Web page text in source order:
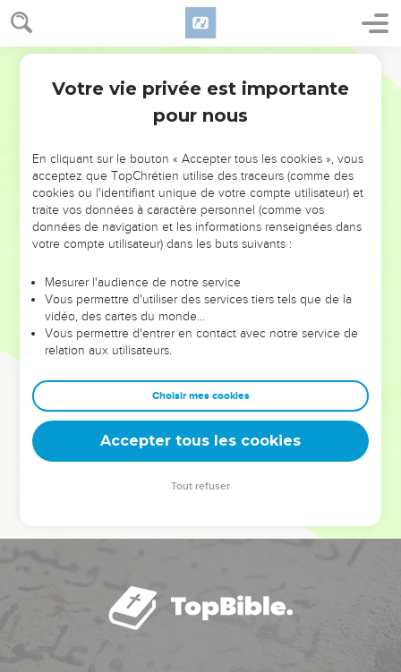
NE MANQUEZ PAS L’ÉVÉNEMENT
DE L’ANNÉE !
ET SI LEURS ERREURS POUVAIENT VOUS ÉVITER LES
VOTRES ?
leur foi ou leur vision. Mais on voit moins les doutes, les erreurs
et les saisons difficiles qu'ils ont traversés, alors même que ce
sont elles qui les ont façonnés.
Dans cette conférence, leaders, entrepreneurs, et responsables
clés pour avancer avec plus de sagesse afin que leurs erreurs
deviennent vos tremplins. Que vous guidiez un ministère, une
équipe, un groupe ou une famille, leur expérience est faite
Votre vie privée est importante
pour nous
En cliquant sur le bouton « Accepter tous les cookies », vous
acceptez que TopChrétien utilise des traceurs (comme des
cookies ou l'identifiant unique de votre compte utilisateur) et
traite vos données à caractère personnel (comme vos
données de navigation et les informations renseignées dans
votre compte utilisateur) dans les buts suivants :
Mesurer l'audience de notre service
Vous permettre d'utiliser des services tiers tels que de la
vidéo, des cartes du monde…
Vous permettre d'entrer en contact avec notre service de
relation aux utilisateurs.
Choisir mes cookies
Accepter tous les cookies
Tout refuser